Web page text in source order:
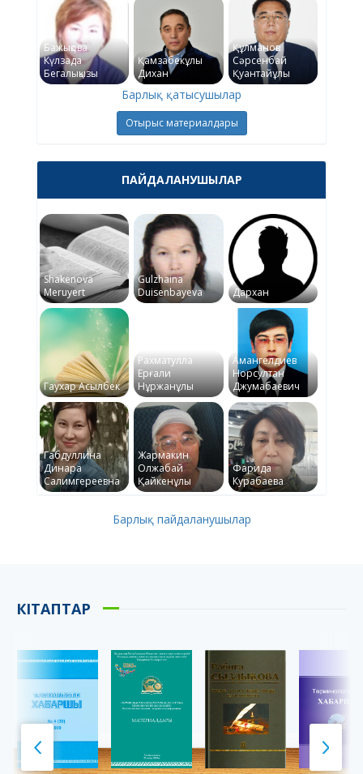
Бажықова
Күлзада
Бегалықызы
Қамзабекұлы
Дихан
Құлманов
Сәрсенбай
Қуантайұлы
Барлық қатысушылар
Отырыс материалдары
ПАЙДАЛАНУШЫЛАР
Shakenova
Meruyert
Gulzhaina
Duisenbayeva
Дархан
Гаухар Асылбек
Рахматулла
Ерғали
Нұржанұлы
Амангелдиев
Норсултан
Джумабаевич
Габдуллина
Динара
Салимгереевна
Жармакин
Олжабай
Қайкенұлы
Фарида
Курабаева
Барлық пайдаланушылар
КІТАПТАР